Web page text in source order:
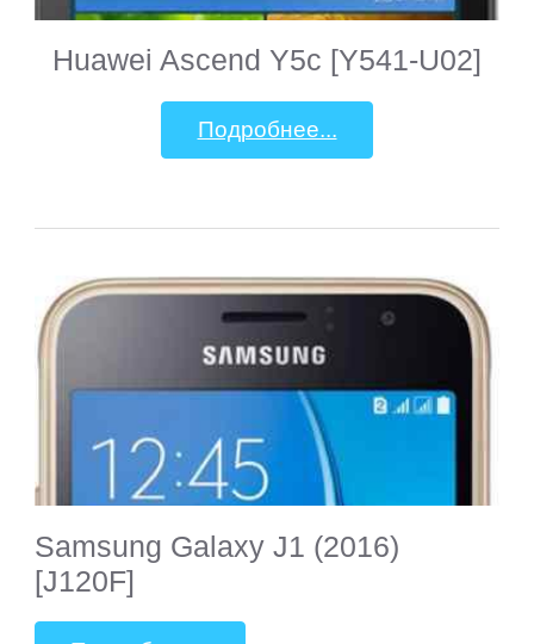
Huawei Ascend Y5c [Y541-U02]
Подробнее...
Samsung Galaxy J1 (2016)
[J120F]